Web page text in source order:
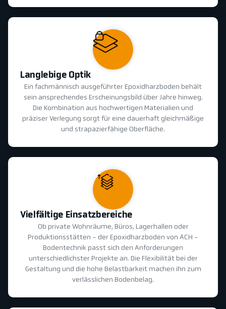
Langlebige Optik
Ein fachmännisch ausgeführter Epoxidharzboden behält
sein ansprechendes Erscheinungsbild über Jahre hinweg.
Die Kombination aus hochwertigen Materialien und
präziser Verlegung sorgt für eine dauerhaft gleichmäßige
und strapazierfähige Oberfläche.
Vielfältige Einsatzbereiche
Ob private Wohnräume, Büros, Lagerhallen oder
Produktionsstätten - der Epoxidharzboden von ACH -
Bodentechnik passt sich den Anforderungen
unterschiedlichster Projekte an. Die Flexibilität bei der
Gestaltung und die hohe Belastbarkeit machen ihn zum
verlässlichen Bodenbelag.